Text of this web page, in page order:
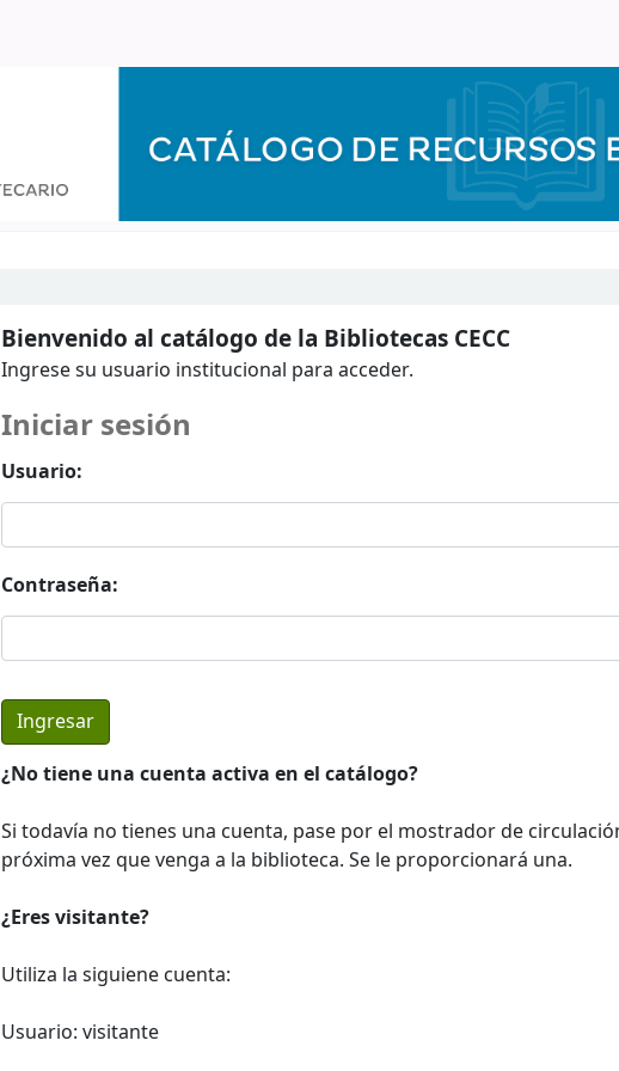
Bienvenido al catálogo de la Bibliotecas CECC
Ingrese su usuario institucional para acceder.
Iniciar sesión
Usuario:
Contraseña:
¿No tiene una cuenta activa en el catálogo?
Si todavía no tienes una cuenta, pase por el mostrador de
próxima vez que venga a la biblioteca. Se le proporcionará una.
¿Eres visitante?
Utiliza la siguiene cuenta:
Usuario: visitante